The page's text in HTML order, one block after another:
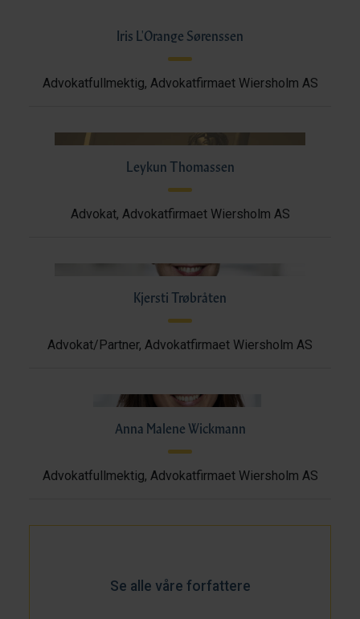
Iris L'Orange Sørenssen
Advokatfullmektig, Advokatfirmaet Wiersholm AS
Leykun Thomassen
Advokat, Advokatfirmaet Wiersholm AS
Kjersti Trøbråten
Advokat/Partner, Advokatfirmaet Wiersholm AS
Anna Malene Wickmann
Advokatfullmektig, Advokatfirmaet Wiersholm AS
Se alle våre forfattere